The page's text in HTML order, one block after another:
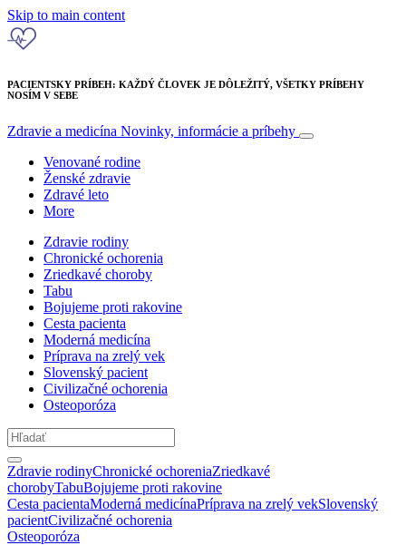
Skip to main content
PACIENTSKY PRÍBEH: KAŽDÝ ČLOVEK JE DÔLEŽITÝ, VŠETKY PRÍBEHY
NOSÍM V SEBE
Zdravie a medicína Novinky, informácie a príbehy
Venované rodine
Ženské zdravie
Zdravé leto
More
Zdravie rodiny
Chronické ochorenia
Zriedkavé choroby
Tabu
Bojujeme proti rakovine
Cesta pacienta
Moderná medicína
Príprava na zrelý vek
Slovenský pacient
Civilizačné ochorenia
Osteoporóza
Zdravie rodinyChronické ochoreniaZriedkavé
chorobyTabuBojujeme proti rakovine
Cesta pacientaModerná medicínaPríprava na zrelý vekSlovenský
pacientCivilizačné ochorenia
Osteoporóza